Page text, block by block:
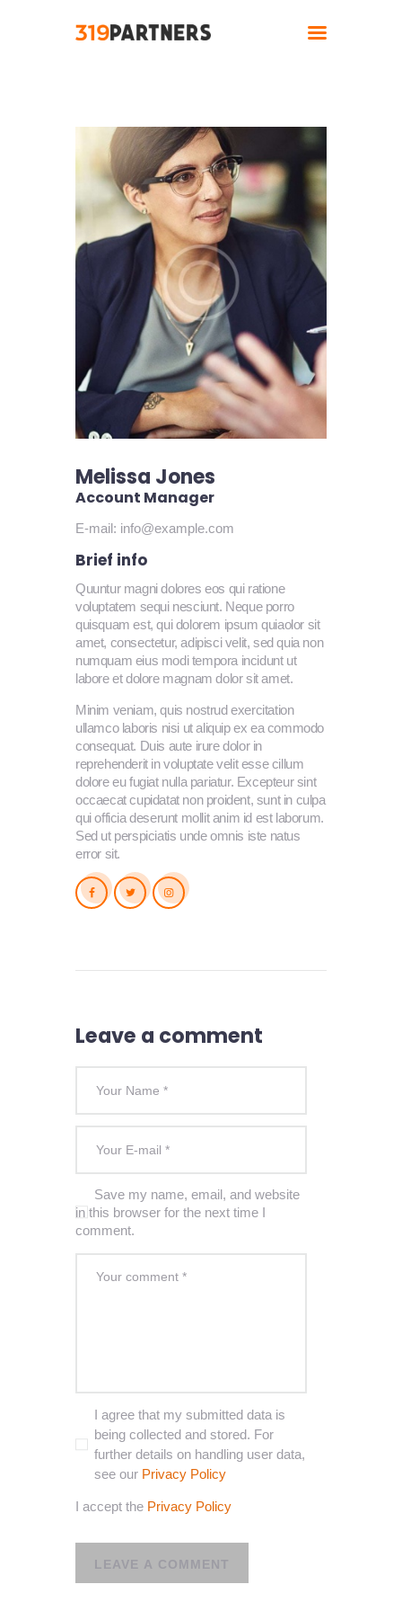
Home
About
Solutions
Industries
Contact
Melissa Jones
Account Manager
E-mail: info@example.com
Brief info
Quuntur magni dolores eos qui ratione
voluptatem sequi nesciunt. Neque porro
quisquam est, qui dolorem ipsum quiaolor sit
amet, consectetur, adipisci velit, sed quia non
numquam eius modi tempora incidunt ut
labore et dolore magnam dolor sit amet.
Minim veniam, quis nostrud exercitation
ullamco laboris nisi ut aliquip ex ea commodo
consequat. Duis aute irure dolor in
reprehenderit in voluptate velit esse cillum
dolore eu fugiat nulla pariatur. Excepteur sint
occaecat cupidatat non proident, sunt in culpa
qui officia deserunt mollit anim id est laborum.
Sed ut perspiciatis unde omnis iste natus
error sit.
Leave a comment
Save my name, email, and website
in this browser for the next time I
comment.
I agree that my submitted data is
being collected and stored. For
further details on handling user data,
see our Privacy Policy
I accept the Privacy Policy